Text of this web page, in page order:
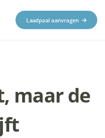
Laadpaal aanvragen
maar de